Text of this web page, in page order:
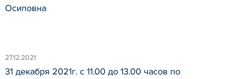
Осиповна
27.12.2021
31 декабря 2021г. с 11.00 до 13.00 часов по